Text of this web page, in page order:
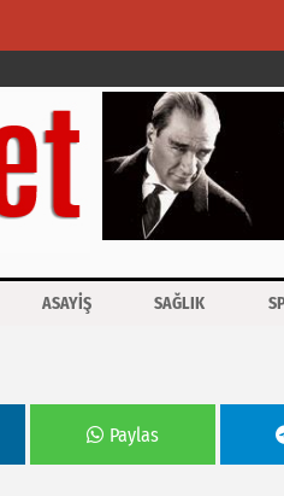
ASAYİŞ SAĞLIK
Paylas